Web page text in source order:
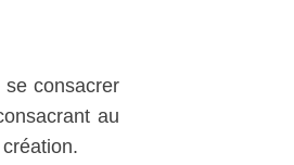
se consacrer
au